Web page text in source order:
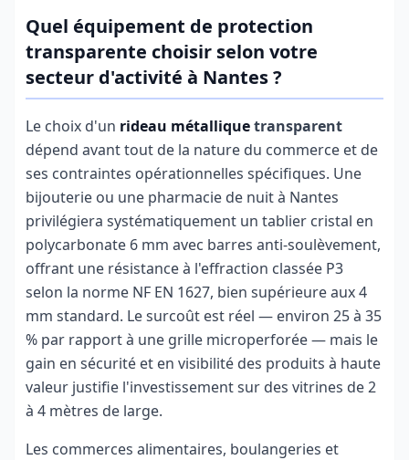
Quel équipement de protection
transparente choisir selon votre
secteur d'activité à Nantes ?
Le choix d'un rideau métalliquetransparent
dépend avant tout de la nature du commerce et de
ses contraintes opérationnelles spécifiques. Une
bijouterie ou une pharmacie de nuit à Nantes
privilégiera systématiquement un tablier cristal en
polycarbonate 6 mm avec barres anti-soulèvement,
offrant une résistance à l'effraction classée P3
selon la norme NF EN 1627, bien supérieure aux 4
mm standard. Le surcoût est réel — environ 25 à 35
% par rapport à une grille microperforée — mais le
gain en sécurité et en visibilité des produits à haute
valeur justifie l'investissement sur des vitrines de 2
à 4 mètres de large.
Les commerces alimentaires, boulangeries et